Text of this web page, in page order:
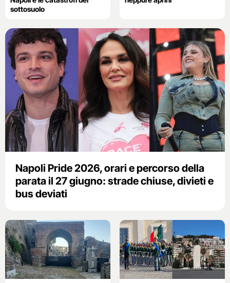
sottosuolo
Napoli Pride 2026, orari e percorso della
parata il 27 giugno: strade chiuse, divieti e
bus deviati